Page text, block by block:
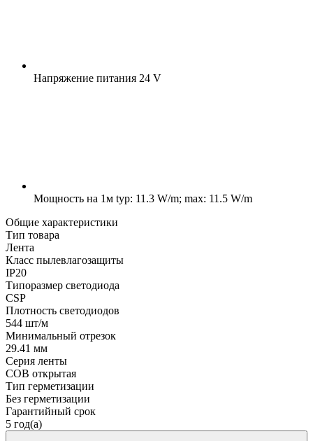
Напряжение питания 24 V
Мощность на 1м typ: 11.3 W/m; max: 11.5 W/m
Общие характеристики
Тип товара
Лента
Класс пылевлагозащиты
IP20
Типоразмер светодиода
CSP
Плотность светодиодов
544 шт/м
Минимальный отрезок
29.41 мм
Серия ленты
COB открытая
Тип герметизации
Без герметизации
Гарантийный срок
5 год(а)